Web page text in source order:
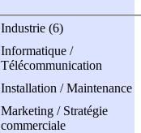
Industrie (6)
Informatique /
Télécommunication
Installation / Maintenance
Marketing / Stratégie
commerciale